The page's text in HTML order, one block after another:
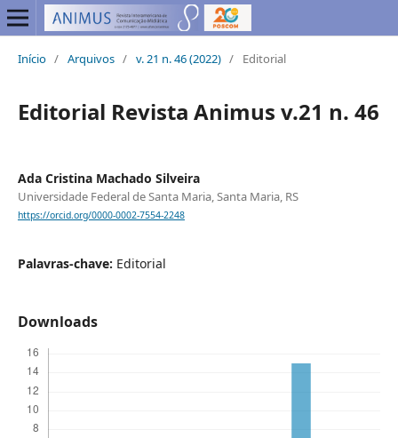
Início / Arquivos / v. 21 n. 46 (2022) / Editorial
Editorial Revista Animus v.21 n. 46
Ada Cristina Machado Silveira
Universidade Federal de Santa Maria, Santa Maria, RS
https://orcid.org/0000-0002-7554-2248
Palavras-chave: Editorial
Downloads